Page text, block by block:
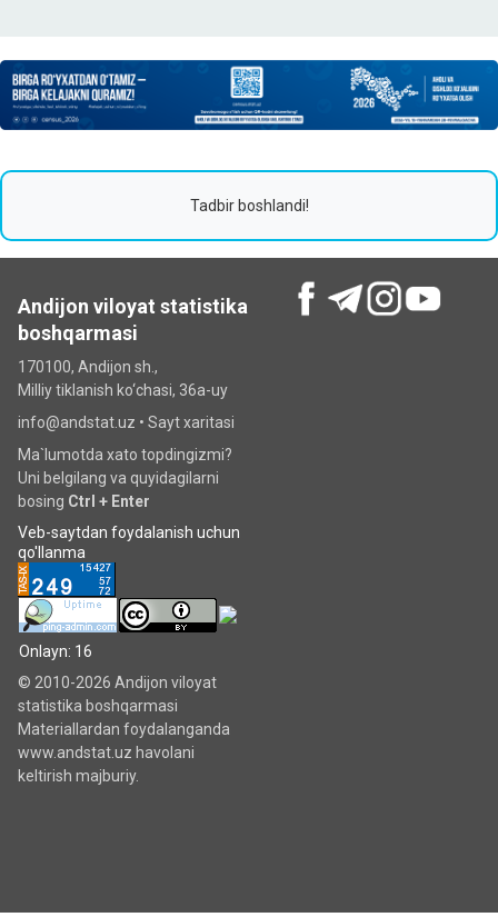
Tadbir boshlandi!
Andijon viloyat statistika
boshqarmasi
170100, Andijon sh.,
Milliy tiklanish ko‘chаsi, 36a-uy
info@andstat.uz • Sayt xaritasi
Ma`lumotda xato topdingizmi?
Uni belgilang va quyidagilarni
bosing Ctrl + Enter
Veb-saytdan foydalanish uchun
qo'llanma
Onlayn: 16
© 2010-2026 Andijon viloyat
statistika boshqarmasi
Materiallardan foydalanganda
www.andstat.uz havolani
keltirish majburiy.